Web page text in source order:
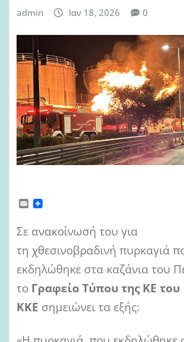
admin Ιαν 18, 2026 0
E
Σε ανακοίνωσή του για
τη χθεσινοβραδινή πυρκαγιά
εκδηλώθηκε στα καζάνια του
το Γραφείο Τύπου της ΚΕ του
ΚΚΕ σημειώνει τα εξής: